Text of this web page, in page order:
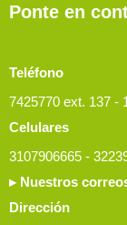
Ponte en
Teléfono
7425770 ext. 137 -
Celulares
3107906665 -
▸ Nuestros
Dirección